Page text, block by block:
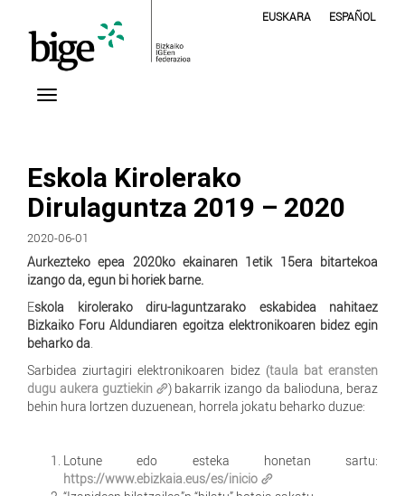
EUSKARA ESPAÑOL
Eskola Kirolerako
Dirulaguntza 2019 – 2020
2020-06-01
Aurkezteko epea 2020ko ekainaren 1etik 15era bitartekoa
izango da, egun bi horiek barne.
Eskola kirolerako diru-laguntzarako eskabidea nahitaez
Bizkaiko Foru Aldundiaren egoitza elektronikoaren bidez egin
beharko da.
Sarbidea ziurtagiri elektronikoaren bidez (taula bat eransten
dugu aukera guztiekin
) bakarrik izango da balioduna, beraz
behin hura lortzen duzuenean, horrela jokatu beharko duzue:
Lotune edo esteka honetan sartu:
https://www.ebizkaia.eus/es/inicio